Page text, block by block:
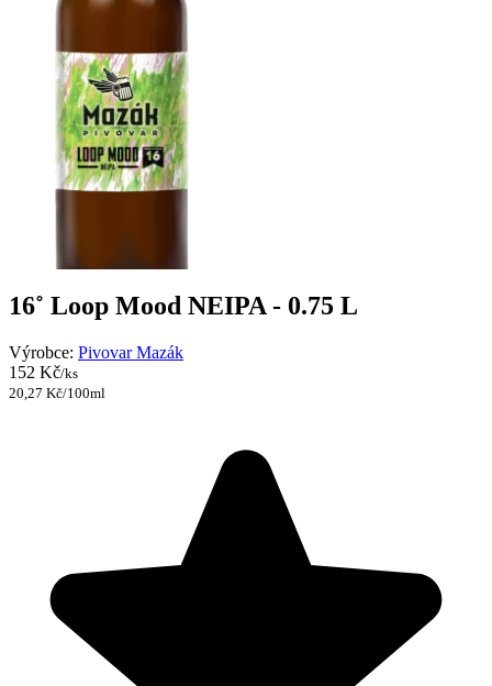
16˚ Loop Mood NEIPA - 0.75 L
Výrobce: Pivovar Mazák
152 Kč/ks
20,27 Kč/100ml